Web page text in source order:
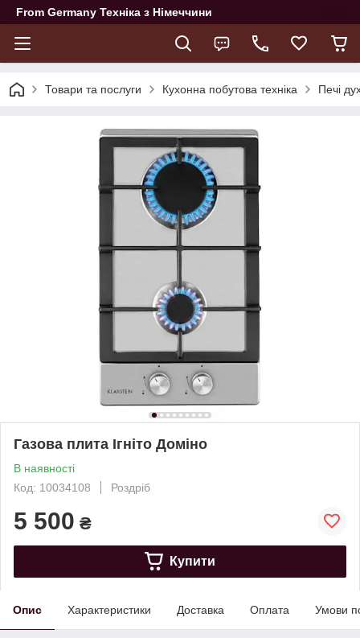
From Germany Техніка з Німеччини
Товари та послуги Кухонна побутова техніка Печі
Газова плита Ігніто Доміно
В наявності
Код: 10034108
Роздріб
5 500 ₴
Купити
Опис Характеристики Доставка Оплата Умови